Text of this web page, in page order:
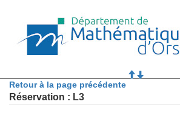
Retour à la page précédente
Réservation : L3